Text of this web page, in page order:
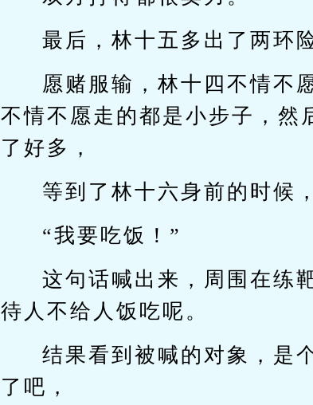
最后，林十五多出了两环
愿赌服输，林十四不情不
不情不愿走的都是小步子，然
了好多，
等到了林十六身前的时候
“我要吃饭！”
这句话喊出来，周围在练
待人不给人饭吃呢。
结果看到被喊的对象，是
了吧，